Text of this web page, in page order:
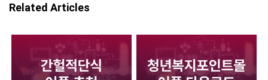
Related Articles